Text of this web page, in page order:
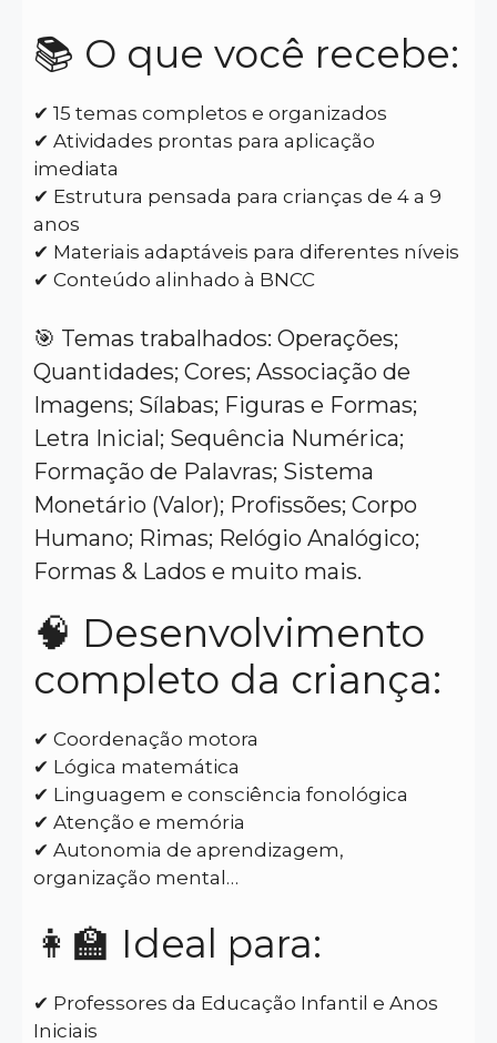
📚 O que você recebe:
✔ 15 temas completos e organizados
✔ Atividades prontas para aplicação
imediata
✔ Estrutura pensada para crianças de 4 a 9
anos
✔ Materiais adaptáveis para diferentes níveis
✔ Conteúdo alinhado à BNCC
🎯 Temas trabalhados: Operações;
Quantidades; Cores; Associação de
Imagens; Sílabas; Figuras e Formas;
Letra Inicial; Sequência Numérica;
Formação de Palavras; Sistema
Monetário (Valor); Profissões; Corpo
Humano; Rimas; Relógio Analógico;
Formas & Lados e muito mais.
🧠 Desenvolvimento
completo da criança:
✔ Coordenação motora
✔ Lógica matemática
✔ Linguagem e consciência fonológica
✔ Atenção e memória
✔ Autonomia de aprendizagem,
organização mental…
👩‍🏫 Ideal para:
✔ Professores da Educação Infantil e Anos
Iniciais